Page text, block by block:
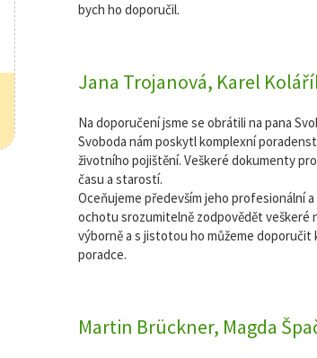
bych ho doporučil.
Jana Trojanová, Karel
Na doporučení jsme se obrátili na pana
Svoboda nám poskytl komplexní
životního pojištění. Veškeré dokumenty
času a starostí.
Oceňujeme především jeho profesionální
ochotu srozumitelně zodpovědět veškeré
výborně a s jistotou ho můžeme
poradce.
Martin Brückner, Magda